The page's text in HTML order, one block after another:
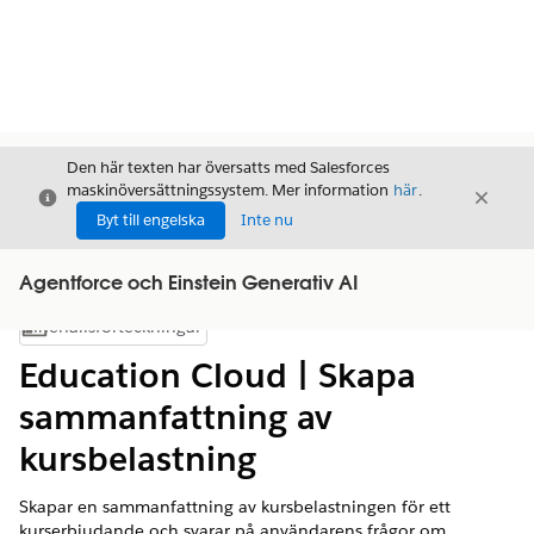
Stäng
Den här texten har översatts med Salesforces
maskinöversättningssystem. Mer information här.
Byt till engelska
Inte nu
Stäng
Agentforce och Einstein Generativ AI
Visa innehållsförteckning
Innehållsförteckningar
Education Cloud | Skapa
sammanfattning av
kursbelastning
Skapar en sammanfattning av kursbelastningen för ett